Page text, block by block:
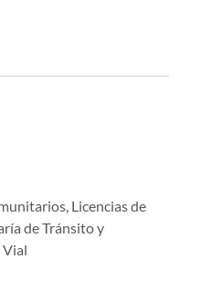
, Licencias de
de Tránsito y
Vial